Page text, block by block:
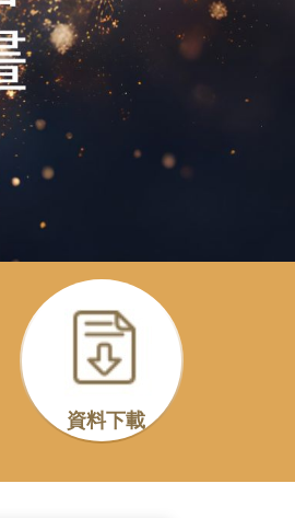
資料下載